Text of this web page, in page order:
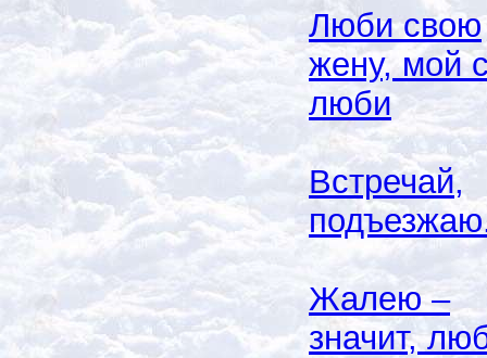
Люби свою
жену, мой
люби
Встречай,
Жалею –
значит,